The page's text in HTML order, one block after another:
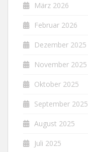
März 2026
Februar 2026
Dezember 2025
November 2025
Oktober 2025
September 2025
August 2025
Juli 2025